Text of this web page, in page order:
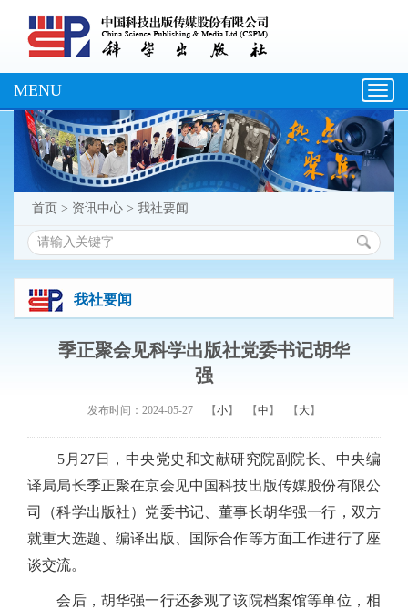
MENU
首页 > 资讯中心 > 我社要闻
我社要闻
季正聚会见科学出版社党委书记胡华
强
发布时间：2024-05-27 【小】 【中】 【大】
5月27日，中央党史和文献研究院副院长、中央编
译局局长季正聚在京会见中国科技出版传媒股份有限公
司（科学出版社）党委书记、董事长胡华强一行，双方
就重大选题、编译出版、国际合作等方面工作进行了座
谈交流。
会后，胡华强一行还参观了该院档案馆等单位，相